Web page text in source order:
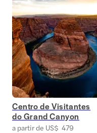
Centro de Visitantes
do Grand Canyon
a partir de US$ 479